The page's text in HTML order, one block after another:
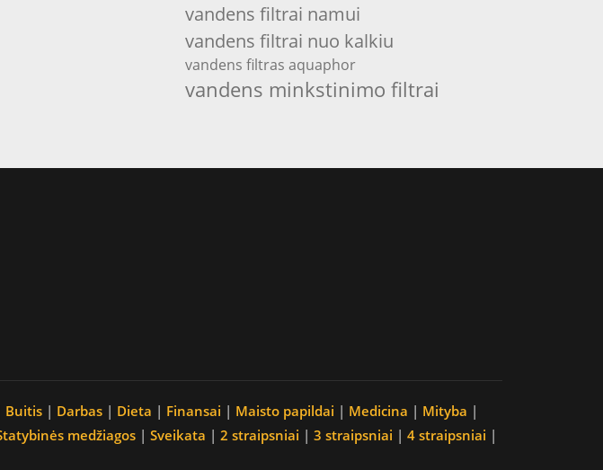
vandens filtrai namui
vandens filtrai nuo kalkiu
vandens filtras aquaphor
vandens minkstinimo filtrai
Buitis | Darbas | Dieta | Finansai | Maisto papildai | Medicina | Mityba |
medžiagos | Sveikata | 2 straipsniai | 3 straipsniai | 4 straipsniai |